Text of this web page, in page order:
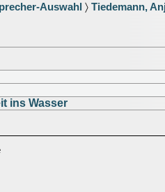
Auswahl 〉 Tiedemann,
ins Wasser